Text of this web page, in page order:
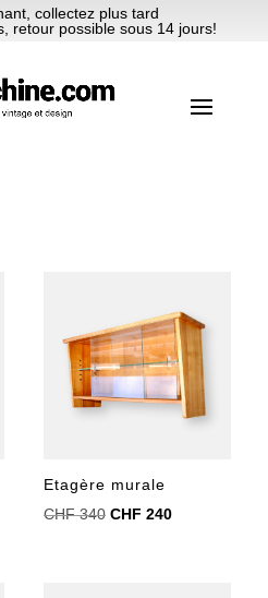
collectez plus tard
retour possible sous 14 jours!
Etagère murale
CHF340 Le
CHF 240Le